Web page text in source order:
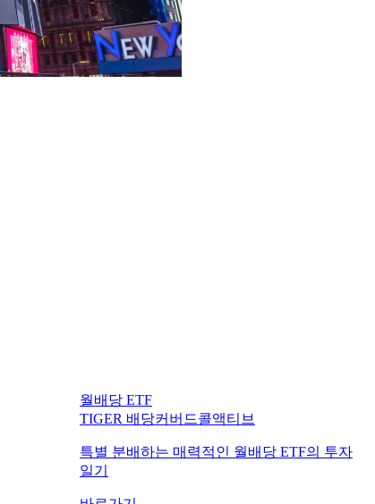
월배당 ETF
TIGER 배당커버드콜액티브
특별 분배하는 매력적인 월배당 ETF의 투자
일기